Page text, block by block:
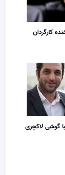
کارگردان
گوشی لاکچری